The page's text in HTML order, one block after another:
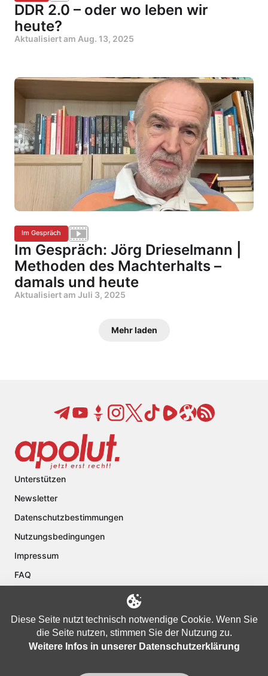
DDR 2.0 – oder wo leben wir
heute?
Aktualisiert am Aug. 13, 2025
Im Gespräch
Im Gespräch: Jörg Drieselmann |
Methoden des Machterhalts –
damals und heute
Aktualisiert am Juli 3, 2025
Mehr laden
Unterstützen
Newsletter
Datenschutzbestimmungen
Nutzungsbedingungen
Impressum
FAQ
Diese Seite nutzt technisch notwendige Cookie. Wenn Sie
die Seite nutzen, stimmen Sie der Nutzung zu.
Weitere Infos in unserer Datenschutzerklärung